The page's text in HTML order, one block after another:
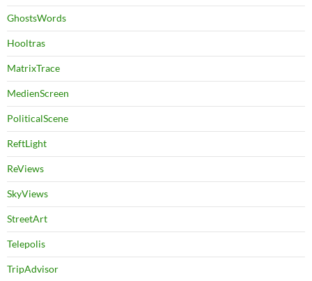
GhostsWords
Hooltras
MatrixTrace
MedienScreen
PoliticalScene
ReftLight
ReViews
SkyViews
StreetArt
Telepolis
TripAdvisor